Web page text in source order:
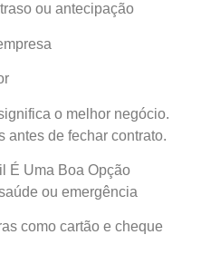
ou antecipação
o melhor negócio.
antes de fechar contrato.
É Uma Boa Opção
ou emergência
como cartão e cheque